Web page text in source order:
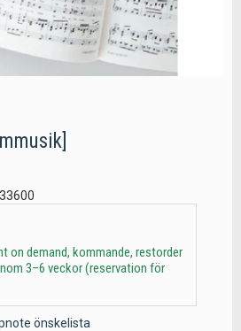
on demand, kommande, restorder
3–6 veckor (reservation för
önskelista